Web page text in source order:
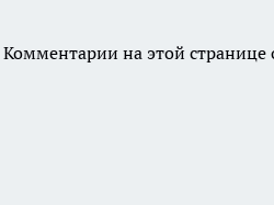
Комментарии на этой